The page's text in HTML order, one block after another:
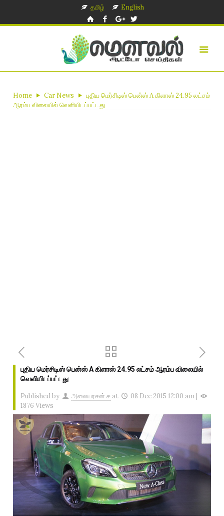
தமிழ் English
Home Car News
புதிய மெர்சிடிஸ் பென்ஸ் A கிளாஸ் 24.95 லட்சம்
ஆரம்ப விலையில் வெளியிடப்பட்டது
புதிய மெர்சிடிஸ் பென்ஸ் A கிளாஸ் 24.95 லட்சம் ஆரம்ப விலையில்
வெளியிடப்பட்டது
Published by அலையரசன் ச at 08 Dec 2015 12:00 am |
1876 Views